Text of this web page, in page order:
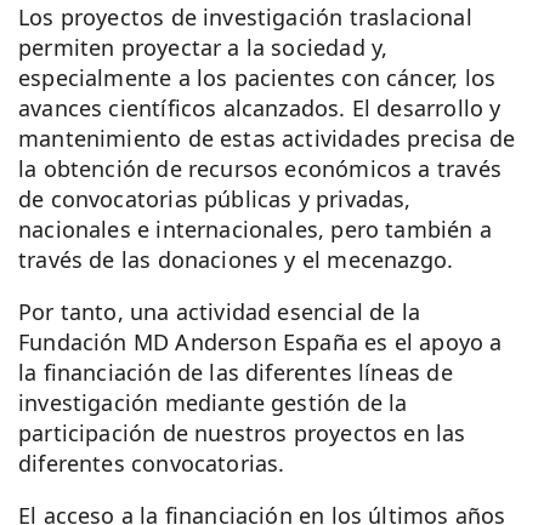
Los proyectos de investigación traslacional
permiten proyectar a la sociedad y,
especialmente a los pacientes con cáncer, los
avances científicos alcanzados. El desarrollo y
mantenimiento de estas actividades precisa de
la obtención de recursos económicos a través
de convocatorias públicas y privadas,
nacionales e internacionales, pero también a
través de las donaciones y el mecenazgo.
Por tanto, una actividad esencial de la
Fundación MD Anderson España es el apoyo a
la financiación de las diferentes líneas de
investigación mediante gestión de la
participación de nuestros proyectos en las
diferentes convocatorias.
El acceso a la financiación en los últimos años